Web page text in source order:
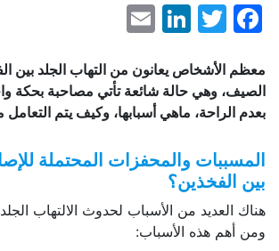
Facebook
Twitter
LinkedIn
Email
يعانون من التهاب الجلد بين
وهي حالة شائعة تأتي مصاحبة بحكة واحمرار
ماهي أسبابها، وكيف يتم التعامل مع هذه
والمحفزات المحتملة للإصابة
من الأسباب لحدوث الالتهاب الجلدي بين
هذه الأسباب: